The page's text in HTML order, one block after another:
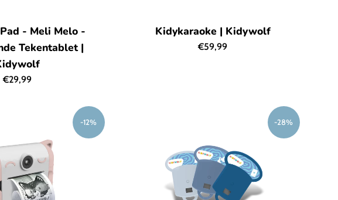
- Meli Melo -
Tekentablet |
Normale
€29,99
Kidykaraoke | Kidywolf
Normale
€59,99
-12% -28%